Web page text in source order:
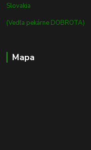
Slovakia
(Vedľa pekárne DOBROTA)
Mapa